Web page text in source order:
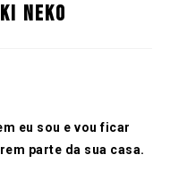
Neko
eu sou e vou ficar
parte da sua casa.